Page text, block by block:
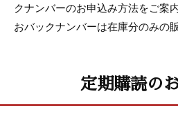
クナンバーのお申込み方法をご案
おバックナンバーは在庫分のみの
定期購読の